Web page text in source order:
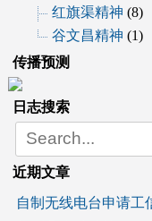
红旗渠精神 (8)
谷文昌精神 (1)
传播预测
日志搜索
近期文章
自制无线电台申请工